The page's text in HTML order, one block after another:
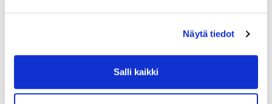
Näytä tiedot
Salli kaikki
Tehtävä on kokopäiväinen, mikä tarkoittaa 37,5
lähtökohtaisesti syyskuun alun ja tammikuun välille.